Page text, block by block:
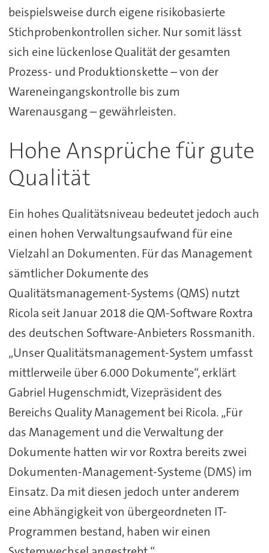
beispielsweise durch eigene risikobasierte
Stichprobenkontrollen sicher. Nur somit lässt
sich eine lückenlose Qualität der gesamten
Prozess- und Produktionskette – von der
Wareneingangskontrolle bis zum
Warenausgang – gewährleisten.
Hohe Ansprüche für gute
Qualität
Ein hohes Qualitätsniveau bedeutet jedoch auch
einen hohen Verwaltungsaufwand für eine
Vielzahl an Dokumenten. Für das Management
sämtlicher Dokumente des
Qualitätsmanagement-Systems (QMS) nutzt
Ricola seit Januar 2018 die QM-Software Roxtra
des deutschen Software-Anbieters Rossmanith.
„Unser Qualitätsmanagement-System umfasst
mittlerweile über 6.000 Dokumente“, erklärt
Gabriel Hugenschmidt, Vizepräsident des
Bereichs Quality Management bei Ricola. „Für
das Management und die Verwaltung der
Dokumente hatten wir vor Roxtra bereits zwei
Dokumenten-Management-Systeme (DMS) im
Einsatz. Da mit diesen jedoch unter anderem
eine Abhängigkeit von übergeordneten IT-
Programmen bestand, haben wir einen